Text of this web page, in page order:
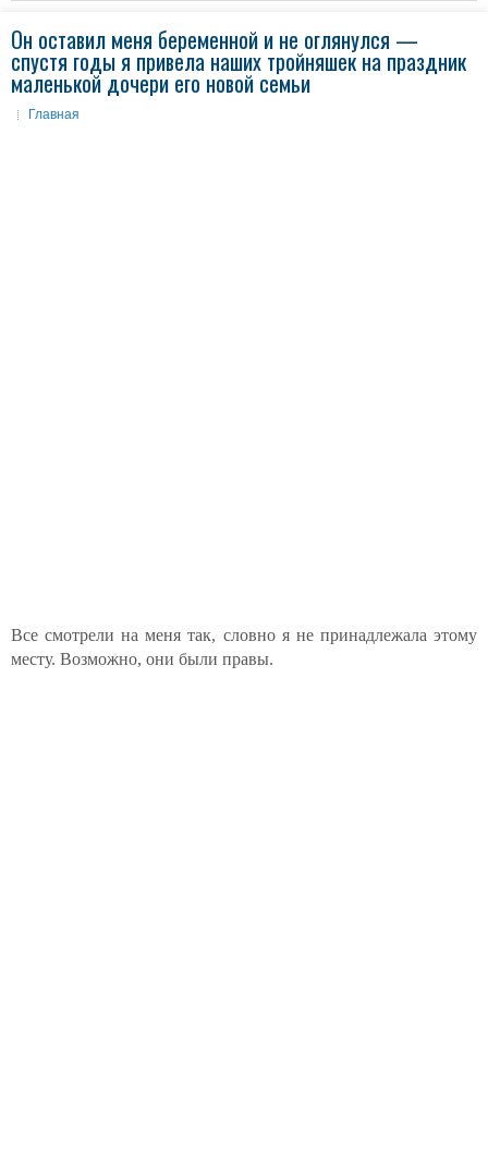
Он оставил меня беременной и не оглянулся —
спустя годы я привела наших тройняшек на праздник
маленькой дочери его новой семьи
Главная
Все смотрели на меня так, словно я не принадлежала этому
месту. Возможно, они были правы.